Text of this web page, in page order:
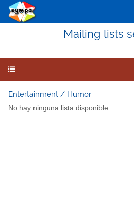
Mailing lists
Entertainment / Humor
No hay ninguna lista disponible.